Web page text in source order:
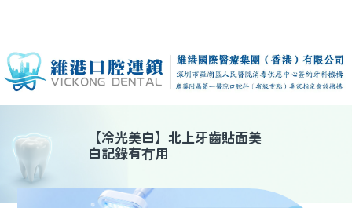
【冷光美白】 北上牙齒貼面美
白記錄有冇用